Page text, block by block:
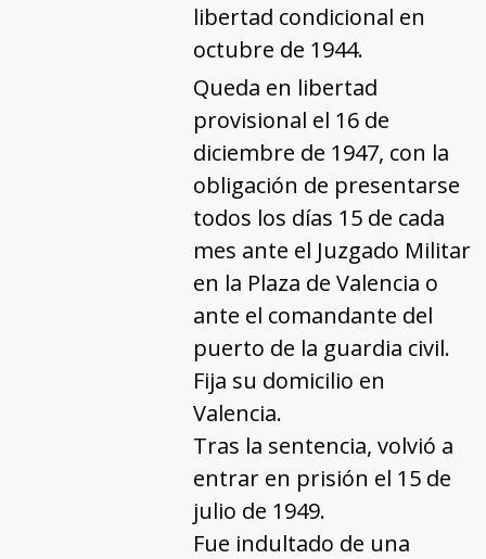
libertad condicional en
octubre de 1944.
Queda en libertad
provisional el 16 de
diciembre de 1947, con la
obligación de presentarse
todos los días 15 de cada
mes ante el Juzgado Militar
en la Plaza de Valencia o
ante el comandante del
puerto de la guardia civil.
Fija su domicilio en
Valencia.
Tras la sentencia, volvió a
entrar en prisión el 15 de
julio de 1949.
Fue indultado de una